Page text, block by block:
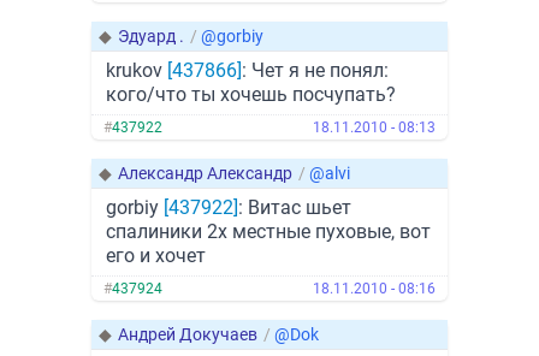
◆ Эдуард . / @gorbiy
krukov [437866]: Чет я не понял:
кого/что ты хочешь посчупать?
#437922 18.11.2010 - 08:13
◆ Александр Александр / @alvi
gorbiy [437922]: Витас шьет
спалиники 2х местные пуховые, вот
его и хочет
#437924 18.11.2010 - 08:16
◆ Андрей Докучаев / @Dok